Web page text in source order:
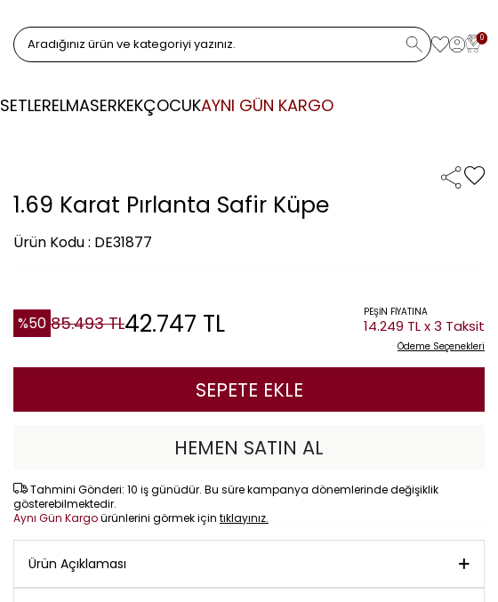
0
SETLERELMASERKEKÇOCUKAYNI GÜN KARGO
1.69 Karat Pırlanta Safir Küpe
Ürün Kodu : DE31877
%50 85.493TL42.747 TL PEŞİN FİYATINA
14.249 TL x 3 Taksit
Ödeme Seçenekleri
SEPETE EKLE
HEMEN SATIN AL
Tahmini Gönderi: 10 iş günüdür. Bu süre kampanya dönemlerinde değişiklik
gösterebilmektedir.
Aynı Gün Kargoürünlerini görmek için tıklayınız.
Ürün Açıklaması